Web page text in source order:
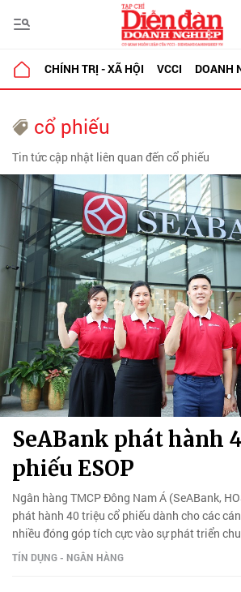
CHÍNH TRỊ - XÃ HỘI VCCI DOANH
cổ phiếu
Tin tức cập nhật liên quan đến cổ phiếu
SeABank phát hành
phiếu ESOP
Ngân hàng TMCP Đông Nam Á (SeABank,
phát hành 40 triệu cổ phiếu dành cho các
nhiều đóng góp tích cực vào sự phát triển
TÍN DỤNG - NGÂN HÀNG